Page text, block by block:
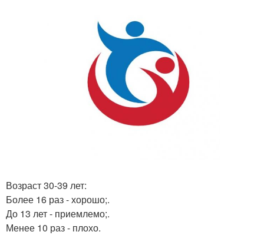
Возраст 30-39 лет:
Более 16 раз - хорошо;.
До 13 лет - приемлемо;.
Менее 10 раз - плохо.